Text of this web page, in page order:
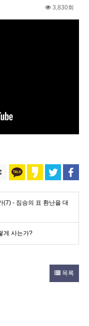
3,830회
(7) - 짐승의 표 환난을 대
게 사는가?
목록